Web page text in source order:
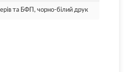
та БФП, чорно-білий друк